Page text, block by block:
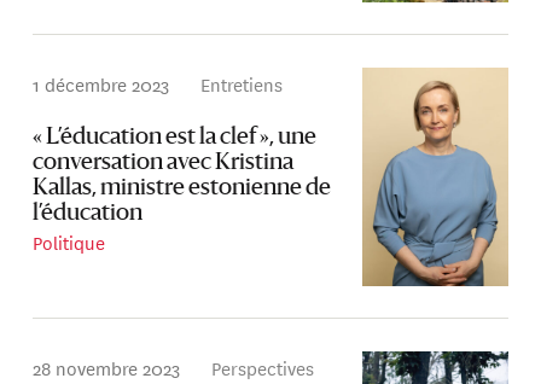
1 décembre 2023 Entretiens
« L’éducation est la clef », une
conversation avec Kristina
Kallas, ministre estonienne de
l’éducation
Politique
28 novembre 2023
Perspectives